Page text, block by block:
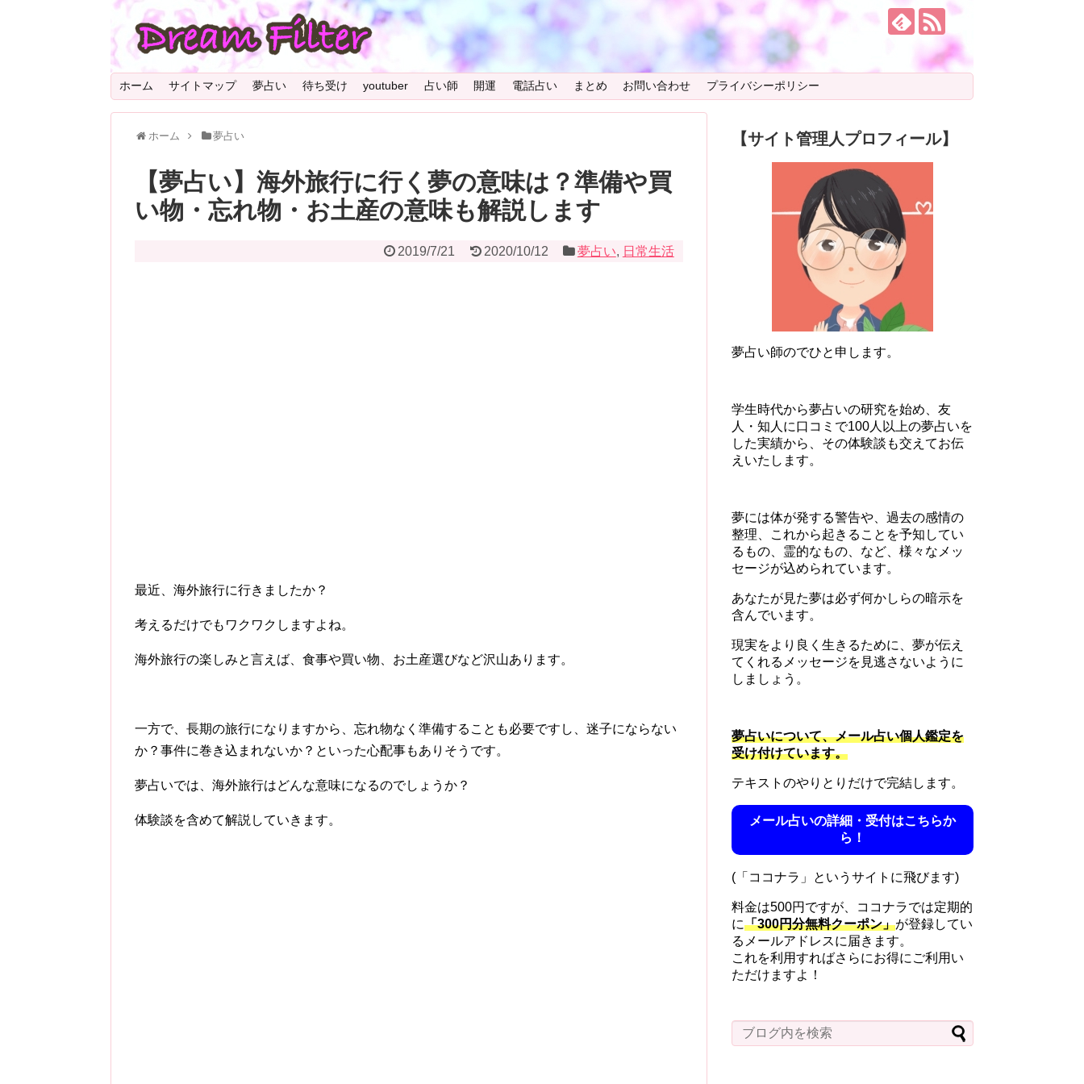
ホーム サイトマップ 夢占い 待ち受け youtuber 占い師 開運 電話占い まとめ お問い合わせ プライバシーポリシー
ホーム 夢占い
【夢占い】海外旅行に行く夢の意味は？準備や買
い物・忘れ物・お土産の意味も解説します
2019/7/21 2020/10/12 夢占い, 日常生活
最近、海外旅行に行きましたか？
考えるだけでもワクワクしますよね。
海外旅行の楽しみと言えば、食事や買い物、お土産選びなど沢山あります。
一方で、長期の旅行になりますから、忘れ物なく準備することも必要ですし、迷子にならない
か？事件に巻き込まれないか？といった心配事もありそうです。
夢占いでは、海外旅行はどんな意味になるのでしょうか？
体験談を含めて解説していきます。
【サイト管理人プロフィール】
夢占い師のでひと申します。
学生時代から夢占いの研究を始め、友
人・知人に口コミで100人以上の夢占いを
した実績から、その体験談も交えてお伝
えいたします。
夢には体が発する警告や、過去の感情の
整理、これから起きることを予知してい
るもの、霊的なもの、など、様々なメッ
セージが込められています。
あなたが見た夢は必ず何かしらの暗示を
含んでいます。
現実をより良く生きるために、夢が伝え
てくれるメッセージを見逃さないように
しましょう。
夢占いについて、メール占い個人鑑定を
受け付けています。
テキストのやりとりだけで完結します。
メール占いの詳細・受付はこちらか
ら！
(「ココナラ」というサイトに飛びます)
料金は500円ですが、ココナラでは定期的
に「300円分無料クーポン」が登録してい
るメールアドレスに届きます。
これを利用すればさらにお得にご利用い
ただけますよ！